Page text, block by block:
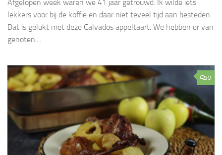
Afgelopen week waren we 41 jaar getrouwd. Ik wilde iets
lekkers voor bij de koffie en daar niet teveel tijd aan besteden.
Dat is gelukt met deze Calvados appeltaart. We hebben er van
genoten....
0